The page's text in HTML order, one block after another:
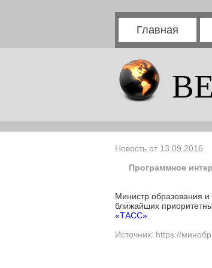
Главная
Новость от 13.09.2016
Программное
Министр образования
ближайших
«ТАСС».
Источник: https://